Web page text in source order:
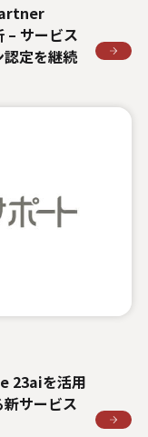
サービス
定を継続
23aiを活用
サービス